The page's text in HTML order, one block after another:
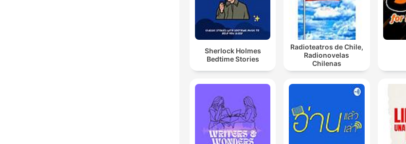
Sherlock Holmes
Bedtime Stories
Radioteatros de Chile,
Radionovelas
Chilenas